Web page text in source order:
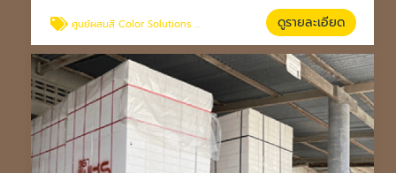
ศูนย์ผสมสี Color Solutions Dulux โคราช ดูรายละเอียด